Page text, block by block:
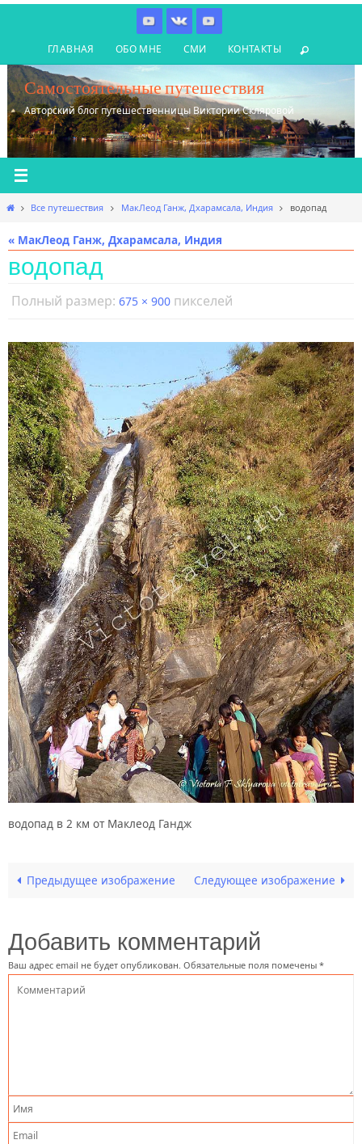
содержимому
ГЛАВНАЯ ОБО МНЕ СМИ КОНТАКТЫ
Самостоятельные путешествия
Авторский блог путешественницы Виктории Скляровой
Главная
Все путешествия МакЛеод Ганж, Дхарамсала, Индия водопад
« МакЛеод Ганж, Дхарамсала, Индия
водопад
Полный размер: 675 × 900 пикселей
водопад в 2 км от Маклеод Гандж
Предыдущее изображение Следующее изображение
Добавить комментарий
Ваш адрес email не будет опубликован. Обязательные поля помечены *